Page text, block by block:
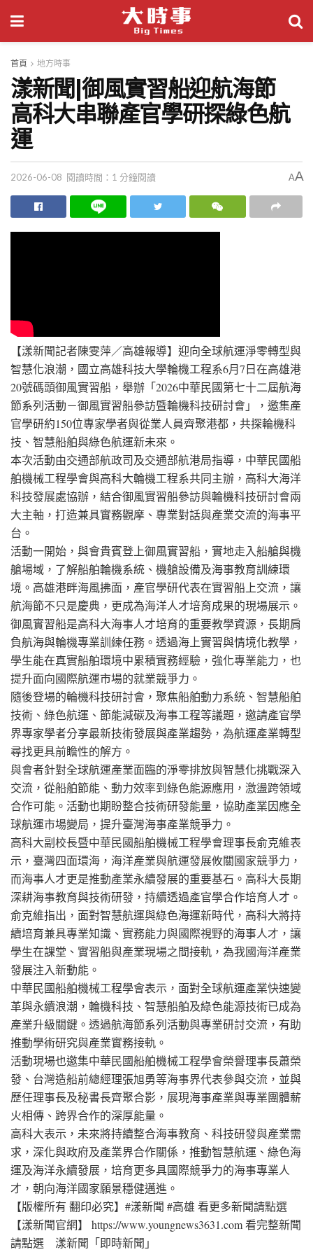
首頁 地方時事
漾新聞|御風實習船迎航海節
高科大串聯產官學研探綠色航
運
2026-06-08 閱讀時間：1 分鐘閱讀 AA
【漾新聞記者陳雯萍／高雄報導】迎向全球航運淨零轉型與
智慧化浪潮，國立高雄科技大學輪機工程系6月7日在高雄港
20號碼頭御風實習船，舉辦「2026中華民國第七十二屆航海
節系列活動－御風實習船參訪暨輪機科技研討會」，邀集產
官學研約150位專家學者與從業人員齊聚港都，共探輪機科
技、智慧船舶與綠色航運新未來。
本次活動由交通部航政司及交通部航港局指導，中華民國船
舶機械工程學會與高科大輪機工程系共同主辦，高科大海洋
科技發展處協辦，結合御風實習船參訪與輪機科技研討會兩
大主軸，打造兼具實務觀摩、專業對話與產業交流的海事平
台。
活動一開始，與會貴賓登上御風實習船，實地走入船艙與機
艙場域，了解船舶輪機系統、機艙設備及海事教育訓練環
境。高雄港畔海風拂面，產官學研代表在實習船上交流，讓
航海節不只是慶典，更成為海洋人才培育成果的現場展示。
御風實習船是高科大海事人才培育的重要教學資源，長期肩
負航海與輪機專業訓練任務。透過海上實習與情境化教學，
學生能在真實船舶環境中累積實務經驗，強化專業能力，也
提升面向國際航運市場的就業競爭力。
隨後登場的輪機科技研討會，聚焦船舶動力系統、智慧船舶
技術、綠色航運、節能減碳及海事工程等議題，邀請產官學
界專家學者分享最新技術發展與產業趨勢，為航運產業轉型
尋找更具前瞻性的解方。
與會者針對全球航運產業面臨的淨零排放與智慧化挑戰深入
交流，從船舶節能、動力效率到綠色能源應用，激盪跨領域
合作可能。活動也期盼整合技術研發能量，協助產業因應全
球航運市場變局，提升臺灣海事產業競爭力。
高科大副校長暨中華民國船舶機械工程學會理事長俞克維表
示，臺灣四面環海，海洋產業與航運發展攸關國家競爭力，
而海事人才更是推動產業永續發展的重要基石。高科大長期
深耕海事教育與技術研發，持續透過產官學合作培育人才。
俞克維指出，面對智慧航運與綠色海運新時代，高科大將持
續培育兼具專業知識、實務能力與國際視野的海事人才，讓
學生在課堂、實習船與產業現場之間接軌，為我國海洋產業
發展注入新動能。
中華民國船舶機械工程學會表示，面對全球航運產業快速變
革與永續浪潮，輪機科技、智慧船舶及綠色能源技術已成為
產業升級關鍵。透過航海節系列活動與專業研討交流，有助
推動學術研究與產業實務接軌。
活動現場也邀集中華民國船舶機械工程學會榮譽理事長蕭榮
發、台灣造船前總經理張旭勇等海事界代表參與交流，並與
歷任理事長及秘書長齊聚合影，展現海事產業與專業團體薪
火相傳、跨界合作的深厚能量。
高科大表示，未來將持續整合海事教育、科技研發與產業需
求，深化與政府及產業界合作關係，推動智慧航運、綠色海
運及海洋永續發展，培育更多具國際競爭力的海事專業人
才，朝向海洋國家願景穩健邁進。
【版權所有 翻印必究】#漾新聞 #高雄 看更多新聞請點選
【漾新聞官網】 https://www.youngnews3631.com 看完整新聞
請點選 漾新聞「即時新聞」